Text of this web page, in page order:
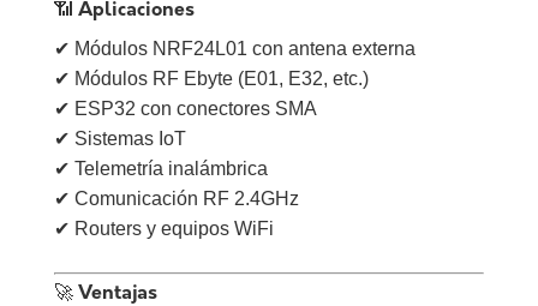
📶 Aplicaciones
✔ Módulos NRF24L01 con antena externa
✔ Módulos RF Ebyte (E01, E32, etc.)
✔ ESP32 con conectores SMA
✔ Sistemas IoT
✔ Telemetría inalámbrica
✔ Comunicación RF 2.4GHz
✔ Routers y equipos WiFi
🚀 Ventajas